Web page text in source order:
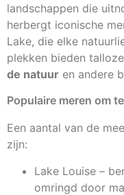
landschappen die
herbergt iconische
Lake, die elke
plekken bieden
de natuur en andere
Populaire meren om
Een aantal van de
zijn:
Lake Louise –
omringd door